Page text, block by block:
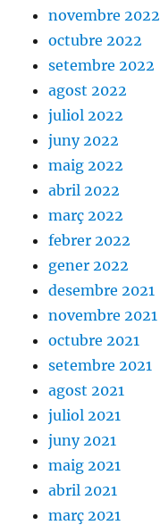
novembre 2022
octubre 2022
setembre 2022
agost 2022
juliol 2022
juny 2022
maig 2022
abril 2022
març 2022
febrer 2022
gener 2022
desembre 2021
novembre 2021
octubre 2021
setembre 2021
agost 2021
juliol 2021
juny 2021
maig 2021
abril 2021
març 2021